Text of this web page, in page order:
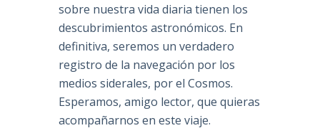
sobre nuestra vida diaria tienen los
descubrimientos astronómicos. En
definitiva, seremos un verdadero
registro de la navegación por los
medios siderales, por el Cosmos.
Esperamos, amigo lector, que quieras
acompañarnos en este viaje.